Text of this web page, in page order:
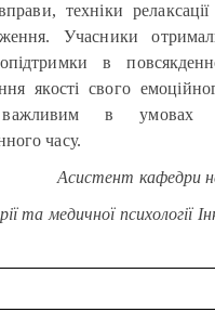
техніки
Учасники
в
якості свого
в умовах
часу.
Асистент кафедри
та медичної